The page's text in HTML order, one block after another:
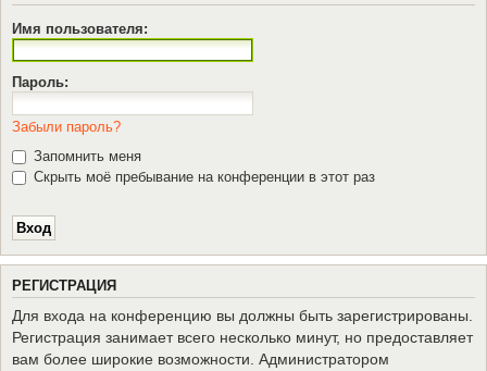
Имя пользователя:
Пароль:
Забыли пароль?
Запомнить меня
Скрыть моё пребывание на конференции в этот раз
РЕГИСТРАЦИЯ
Для входа на конференцию вы должны быть зарегистрированы.
Регистрация занимает всего несколько минут, но предоставляет
вам более широкие возможности. Администратором